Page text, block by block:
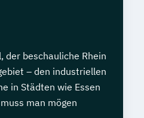
der beschauliche Rhein
– den industriellen
in Städten wie Essen
man mögen